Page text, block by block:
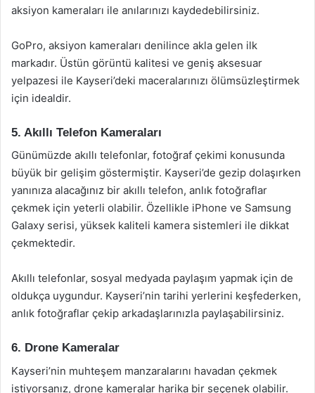
aksiyon kameraları ile anılarınızı kaydedebilirsiniz.
GoPro, aksiyon kameraları denilince akla gelen ilk
markadır. Üstün görüntü kalitesi ve geniş aksesuar
yelpazesi ile Kayseri’deki maceralarınızı ölümsüzleştirmek
için idealdir.
5. Akıllı Telefon Kameraları
Günümüzde akıllı telefonlar, fotoğraf çekimi konusunda
büyük bir gelişim göstermiştir. Kayseri’de gezip dolaşırken
yanınıza alacağınız bir akıllı telefon, anlık fotoğraflar
çekmek için yeterli olabilir. Özellikle iPhone ve Samsung
Galaxy serisi, yüksek kaliteli kamera sistemleri ile dikkat
çekmektedir.
Akıllı telefonlar, sosyal medyada paylaşım yapmak için de
oldukça uygundur. Kayseri’nin tarihi yerlerini keşfederken,
anlık fotoğraflar çekip arkadaşlarınızla paylaşabilirsiniz.
6. Drone Kameralar
Kayseri’nin muhteşem manzaralarını havadan çekmek
istiyorsanız, drone kameralar harika bir seçenek olabilir.